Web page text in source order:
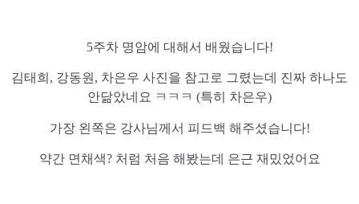
5주차 명암에 대해서 배웠습니다!
김태희, 강동원, 차은우 사진을 참고로 그렸는데 진짜 하나도
안닮았네요 ㅋㅋㅋ (특히 차은우)
가장 왼쪽은 강사님께서 피드백 해주셨습니다!
약간 면채색? 처럼 처음 해봤는데 은근 재밌었어요